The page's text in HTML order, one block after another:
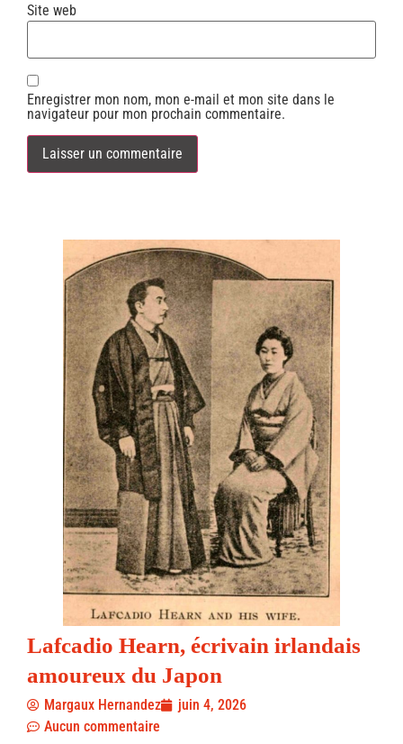
Site web
Enregistrer mon nom, mon e-mail et mon site dans le
navigateur pour mon prochain commentaire.
Lafcadio Hearn, écrivain irlandais
amoureux du Japon
Margaux Hernandez
juin 4, 2026
Aucun commentaire